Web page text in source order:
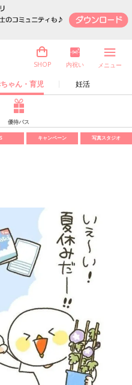
ゃん・育児 妊活
SHOP 内祝い メニュー
優待パス
キャンペーン 写真スタジオ